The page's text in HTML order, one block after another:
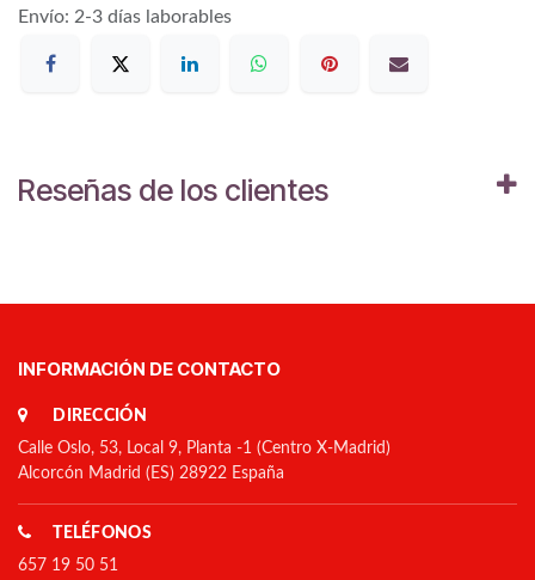
Envío: 2-3 días laborables
Reseñas de los clientes
INFORMACIÓN DE CONTACTO
DIRECCIÓN
Calle Oslo, 53, Local 9, Planta -1 (Centro X-Madrid)
Alcorcón Madrid (ES) 28922 España
TELÉFONOS
657 19 50 51